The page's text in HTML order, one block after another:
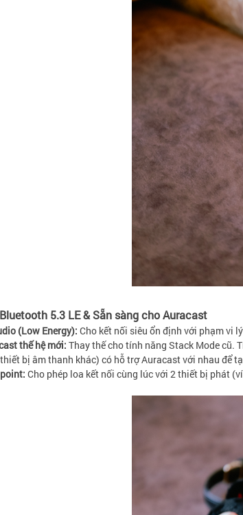
5.3 LE & Sẵn sàng cho Auracast
(Low Energy): Cho kết nối siêu ổn định với phạm vi
thế hệ mới: Thay thế cho tính năng Stack Mode cũ.
bị âm thanh khác) có hỗ trợ Auracast với nhau để
Cho phép loa kết nối cùng lúc với 2 thiết bị phát